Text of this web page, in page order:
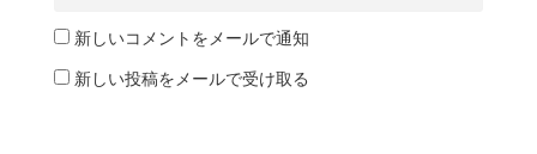
新しいコメントをメールで通知
新しい投稿をメールで受け取る